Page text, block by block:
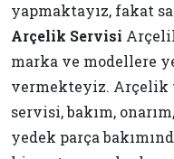
yapmaktayız, fakat
Arçelik Servisi
marka ve modellere
vermekteyiz. Arçelik
servisi, bakım,
yedek parça